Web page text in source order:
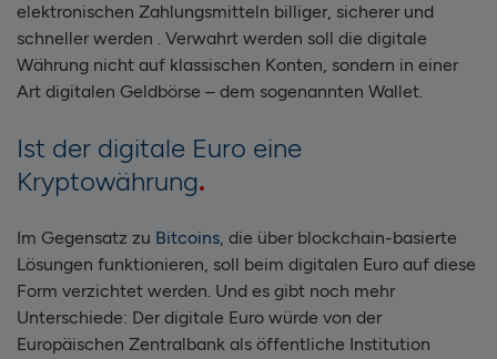
elektronischen Zahlungsmitteln billiger, sicherer und
schneller werden . Verwahrt werden soll die digitale
Währung nicht auf klassischen Konten, sondern in einer
Art digitalen Geldbörse – dem sogenannten Wallet.
Ist der digitale Euro eine
Kryptowährung
Im Gegensatz zu Bitcoins, die über blockchain-basierte
Lösungen funktionieren, soll beim digitalen Euro auf diese
Form verzichtet werden. Und es gibt noch mehr
Unterschiede: Der digitale Euro würde von der
Europäischen Zentralbank als öffentliche Institution